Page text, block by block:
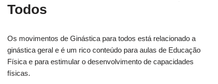
Todos
Os movimentos de Ginástica para todos está relacionado a
ginástica geral e é um rico conteúdo para aulas de Educação
Física e para estimular o desenvolvimento de capacidades
físicas.